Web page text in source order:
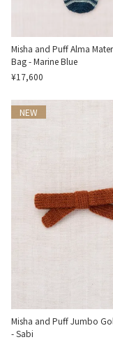
Misha and Puff Alma
Bag - Marine Blue
¥17,600
NEW
Misha and Puff Jumbo
- Sabi